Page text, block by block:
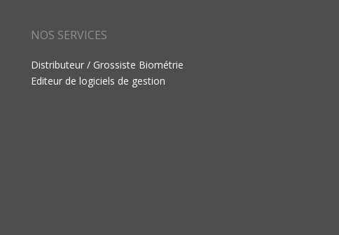
NOS SERVICES
Distributeur / Grossiste Biométrie
Editeur de logiciels de gestion